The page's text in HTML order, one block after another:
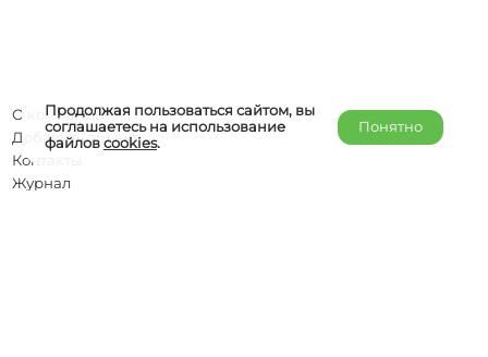
Продолжая пользоваться сайтом, вы
соглашаетесь на использование
файловcookies.
Понятно
О компании
Добавить объект
Контакты
Журнал